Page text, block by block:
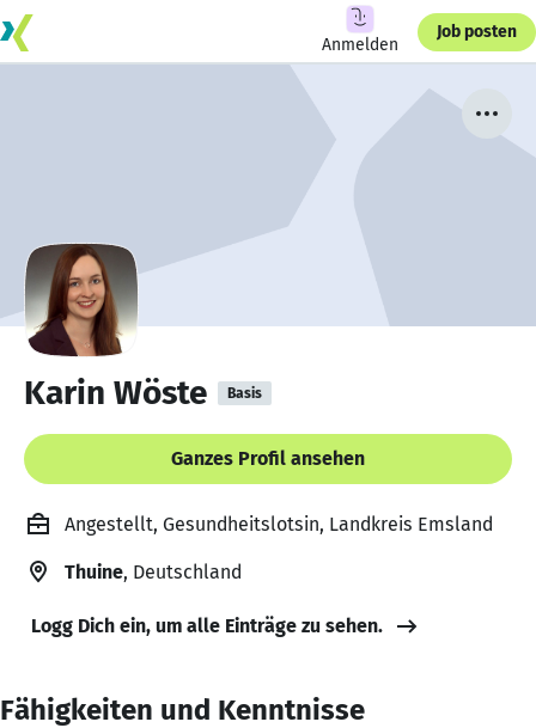
Anmelden
Job posten
Karin Wöste Basis
Ganzes Profil ansehen
Angestellt, Gesundheitslotsin, Landkreis Emsland
Thuine, Deutschland
Logg Dich ein, um alle Einträge zu sehen.
Fähigkeiten und Kenntnisse